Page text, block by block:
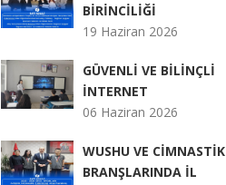
BİRİNCİLİĞİ
19 Haziran 2026
GÜVENLİ VE BİLİNÇLİ
İNTERNET
06 Haziran 2026
WUSHU VE CİMNASTİK
BRANŞLARINDA İL